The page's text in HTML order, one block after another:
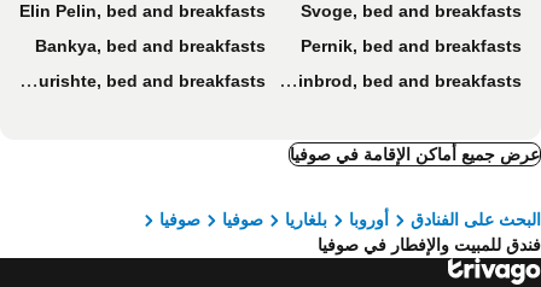
Svoge, bed and breakfasts
Elin Pelin, bed and breakfasts
Pernik, bed and breakfasts
Bankya, bed and breakfasts
Kostinbrod, bed and breakfasts
Bojurishte, bed and breakfasts
جميع أماكن الإقامة في صوفيا
على الفنادق أوروبا بلغاريا صوفيا
صوفيا
للمبيت والإفطار في صوفيا